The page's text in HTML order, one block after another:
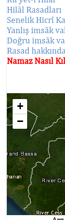
Hilâl Rasadları
Senelik Hicrî
Yanlış imsâk
Doğru imsâk
Rasad
Namaz Nasıl
+
−